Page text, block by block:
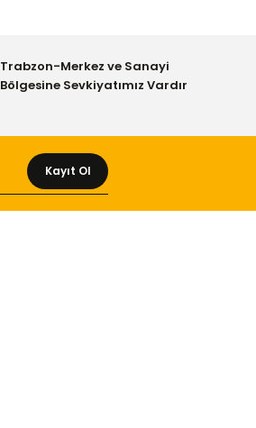
Trabzon-Merkez ve Sanayi
Bölgesine Sevkiyatımız Vardır
Kayıt Ol